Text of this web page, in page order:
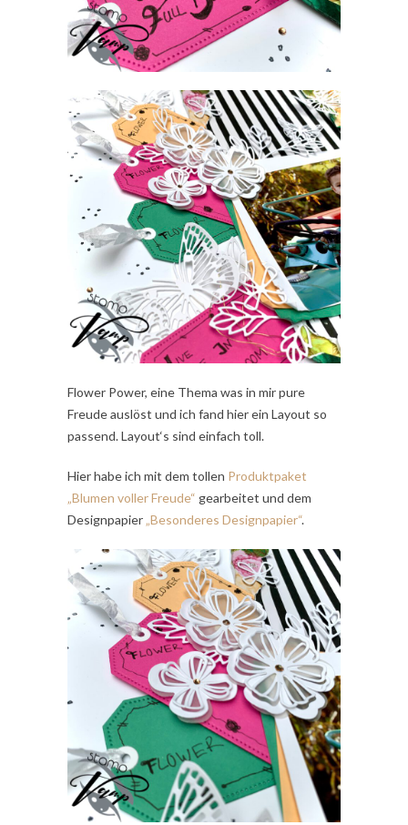
Flower Power, eine Thema was in mir pure
Freude auslöst und ich fand hier ein Layout so
passend. Layout‘s sind einfach toll.
Hier habe ich mit dem tollen Produktpaket
„Blumen voller Freude“ gearbeitet und dem
Designpapier „Besonderes Designpapier“.